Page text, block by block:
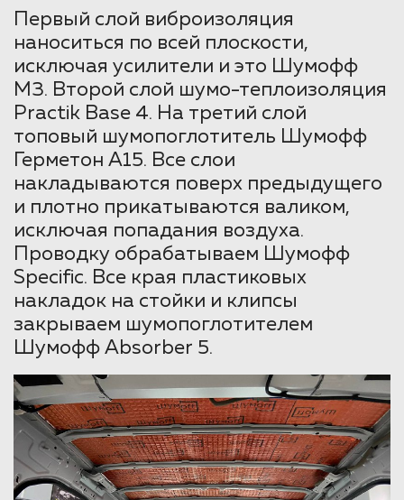
Первый слой виброизоляция
наноситься по всей плоскости,
исключая усилители и это Шумофф
М3. Второй слой шумо-теплоизоляция
Practik Base 4. На третий слой
топовый шумопоглотитель Шумофф
Герметон А15. Все слои
накладываются поверх предыдущего
и плотно прикатываются валиком,
исключая попадания воздуха.
Проводку обрабатываем Шумофф
Specific. Все края пластиковых
накладок на стойки и клипсы
закрываем шумопоглотителем
Шумофф Absorber 5.